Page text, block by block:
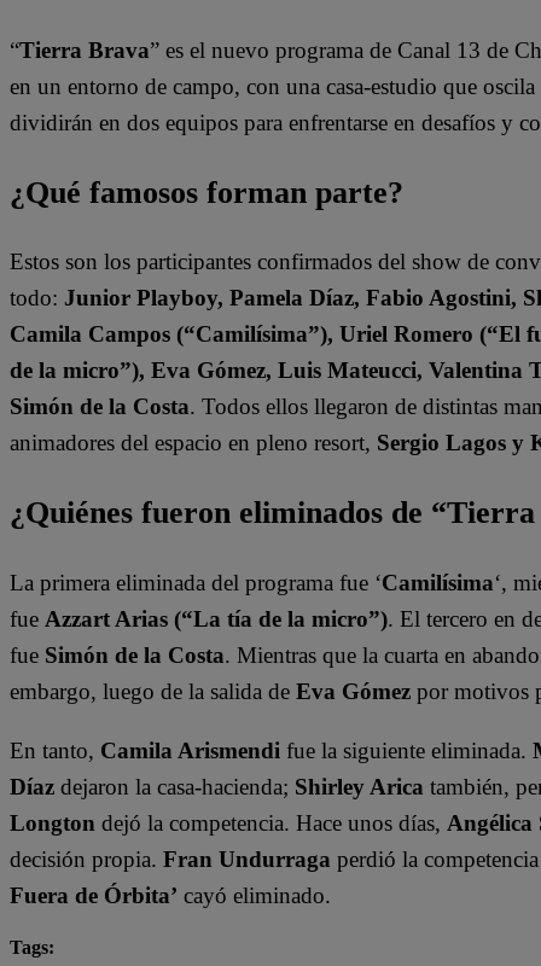
“Tierra Brava” es el nuevo programa de Canal 13 de
en un entorno de campo, con una casa-estudio que
dividirán en dos equipos para enfrentarse en desafíos y
¿Qué famosos forman parte?
Estos son los participantes confirmados del show de
todo: Junior Playboy, Pamela Díaz, Fabio Agostini,
Camila Campos (“Camilísima”), Uriel Romero (“El
de la micro”), Eva Gómez, Luis Mateucci, Valentina
Simón de la Costa. Todos ellos llegaron de distintas
animadores del espacio en pleno resort, Sergio Lagos y
¿Quiénes fueron eliminados de
La primera eliminada del programa fue ‘Camilísima‘,
fue Azzart Arias (“La tía de la micro”). El tercero en
fue Simón de la Costa. Mientras que la cuarta en
embargo, luego de la salida de Eva Gómez por motivos
En tanto, Camila Arismendi fue la siguiente eliminada.
Díaz dejaron la casa-hacienda; Shirley Arica también,
Longton dejó la competencia. Hace unos días, Angélica
decisión propia. Fran Undurraga perdió la
Fuera de Órbita’ cayó eliminado.
Tags: